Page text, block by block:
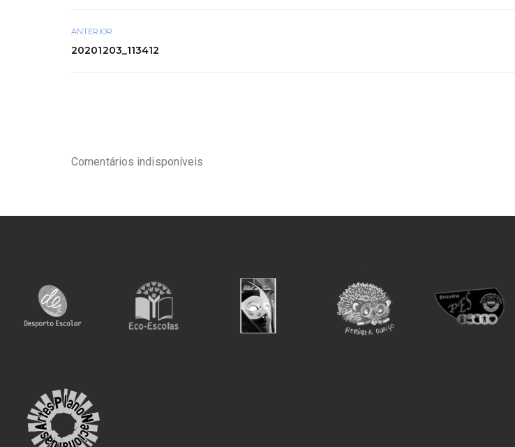
ANTERIOR
20201203_113412
Comentários indisponíveis